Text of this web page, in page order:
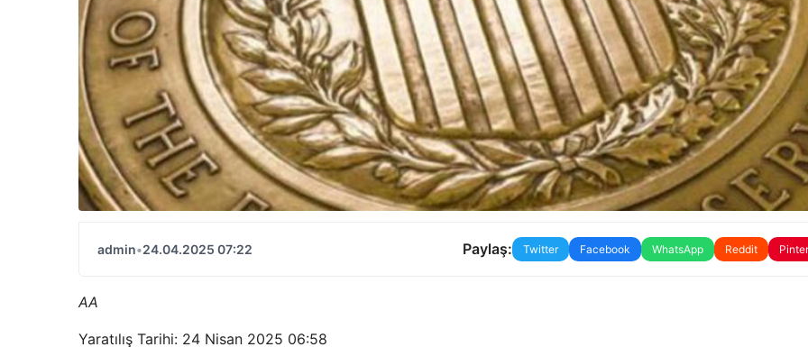
admin•24.04.2025 07:22 Paylaş: Twitter Facebook WhatsApp Reddit
AA
Yaratılış Tarihi: 24 Nisan 2025 06:58